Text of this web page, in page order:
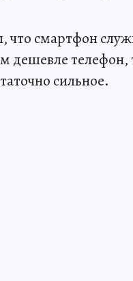
что смартфон
дешевле
сильное.